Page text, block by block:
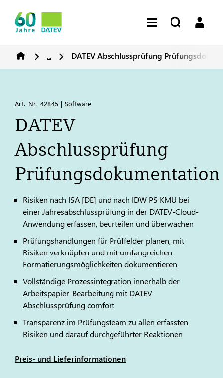
... DATEVAbschlussprüfung
Art.-Nr. 42845 | Software
DATEV
Abschlussprüfung
Prüfungsdokumentation
Risiken nach ISA [DE] und nach IDW PS KMU bei
einer Jahresabschlussprüfung in der DATEV-Cloud-
Anwendung erfassen, beurteilen und überwachen
Prüfungshandlungen für Prüffelder planen, mit
Risiken verknüpfen und mit umfangreichen
Formatierungsmöglichkeiten dokumentieren
Vollständige Prozessintegration innerhalb der
Arbeitspapier-Bearbeitung mit DATEV
Abschlussprüfung comfort
Transparenz im Prüfungsteam zu allen erfassten
Risiken und darauf durchgeführter Reaktionen
Preis- und Lieferinformationen